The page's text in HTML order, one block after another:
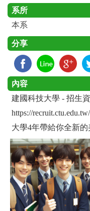
系所
本系
分享
內容
建國科技大學 - 招生
https://recruit.ctu.edu.tw/
大學4年帶給你全新